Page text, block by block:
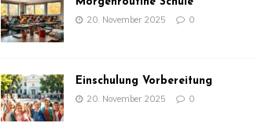
20. November 2025 0
Einschulung Vorbereitung
20. November 2025 0